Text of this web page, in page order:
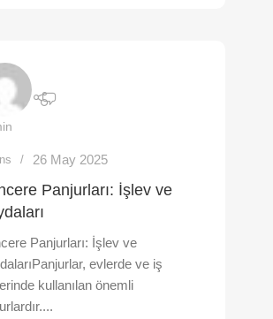
26 May 2025
Panjurları: İşlev ve
Panjurları: İşlev ve
evlerde ve iş
kullanılan önemli